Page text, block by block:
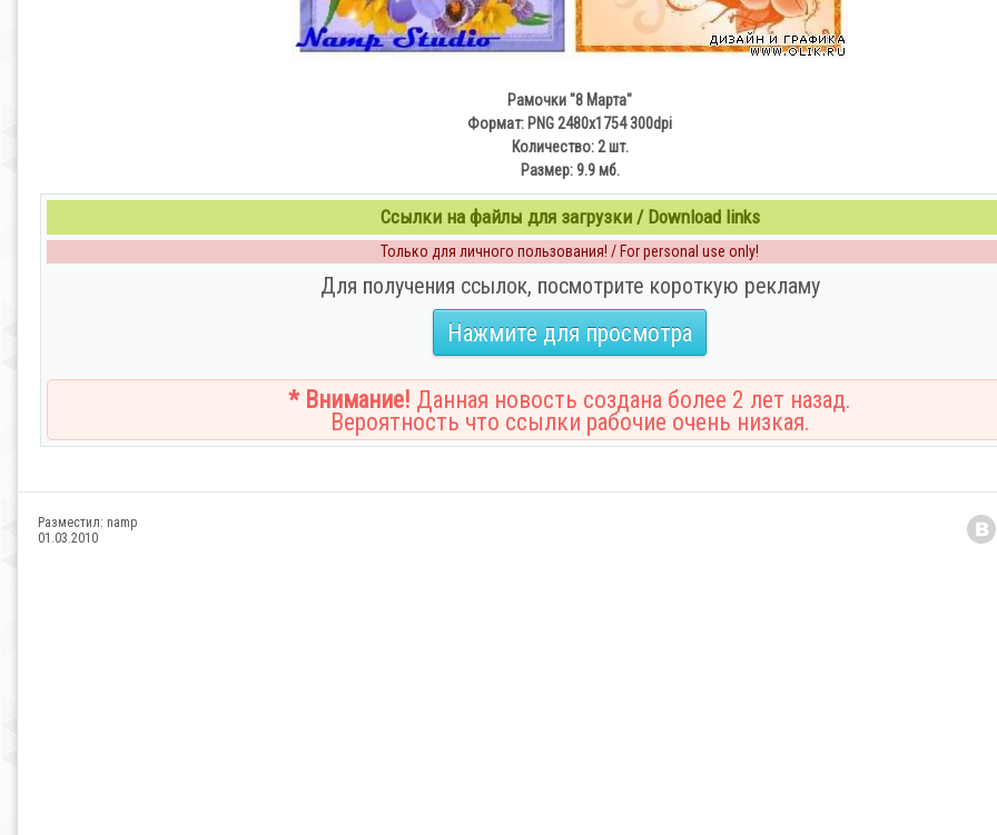
Рамочки "8 Марта"
Формат: PNG 2480х1754 300dpi
Количество: 2 шт.
Размер: 9.9 мб.
Ссылки на файлы для загрузки / Download links
Только для личного пользования! / For personal use only!
Для получения ссылок, посмотрите короткую рекламу
Нажмите для просмотра
* Внимание! Данная новость создана более 2 лет назад.
Вероятность что ссылки рабочие очень низкая.
Разместил: namp
01.03.2010